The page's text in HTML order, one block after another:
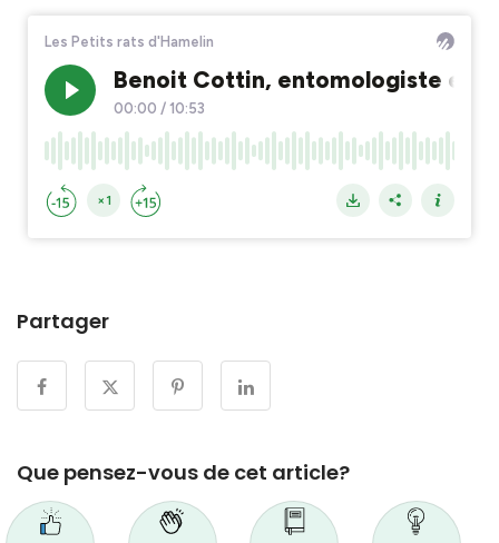
Partager
Que pensez-vous de cet article?